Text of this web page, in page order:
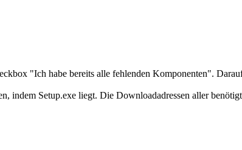
"Ich habe bereits alle fehlenden Komponenten".
indem Setup.exe liegt. Die Downloadadressen aller